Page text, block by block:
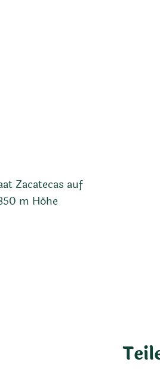
Zacatecas auf
m Höhe